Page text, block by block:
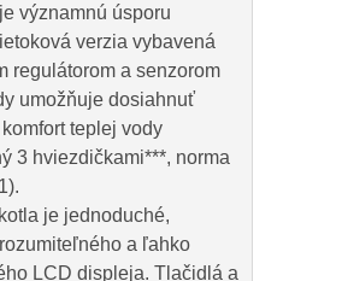
významnú úsporu
verzia vybavená
regulátorom a senzorom
umožňuje dosiahnuť
teplej vody
3 hviezdičkami***, norma
je jednoduché,
a ľahko
LCD displeja. Tlačidlá a